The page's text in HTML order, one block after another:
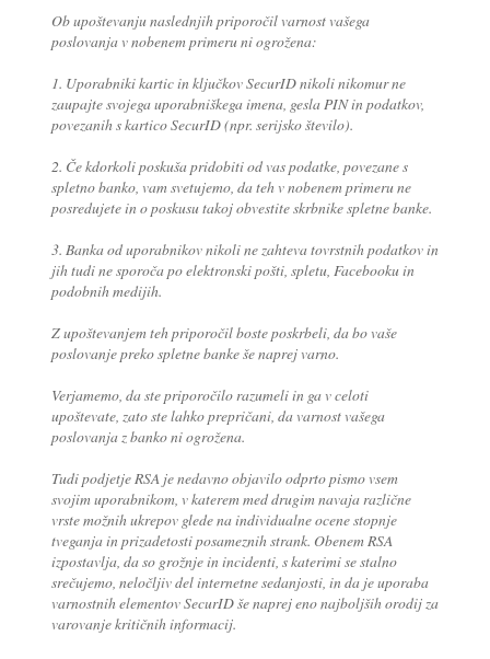
Ob upoštevanju naslednjih priporočil varnost vašega
poslovanja v nobenem primeru ni ogrožena:
1. Uporabniki kartic in ključkov SecurID nikoli nikomur ne
zaupajte svojega uporabniškega imena, gesla PIN in podatkov,
povezanih s kartico SecurID (npr. serijsko število).
2. Če kdorkoli poskuša pridobiti od vas podatke, povezane s
spletno banko, vam svetujemo, da teh v nobenem primeru ne
posredujete in o poskusu takoj obvestite skrbnike spletne banke.
3. Banka od uporabnikov nikoli ne zahteva tovrstnih podatkov in
jih tudi ne sporoča po elektronski pošti, spletu, Facebooku in
podobnih medijih.
Z upoštevanjem teh priporočil boste poskrbeli, da bo vaše
poslovanje preko spletne banke še naprej varno.
Verjamemo, da ste priporočilo razumeli in ga v celoti
upoštevate, zato ste lahko prepričani, da varnost vašega
poslovanja z banko ni ogrožena.
Tudi podjetje RSA je nedavno objavilo odprto pismo vsem
svojim uporabnikom, v katerem med drugim navaja različne
vrste možnih ukrepov glede na individualne ocene stopnje
tveganja in prizadetosti posameznih strank. Obenem RSA
izpostavlja, da so grožnje in incidenti, s katerimi se stalno
srečujemo, neločljiv del internetne sedanjosti, in da je uporaba
varnostnih elementov SecurID še naprej eno najboljših orodij za
varovanje kritičnih informacij.